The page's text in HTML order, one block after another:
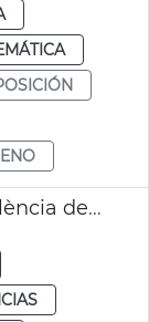
Exposición Casa Museo La València de Blasco Ibáñez